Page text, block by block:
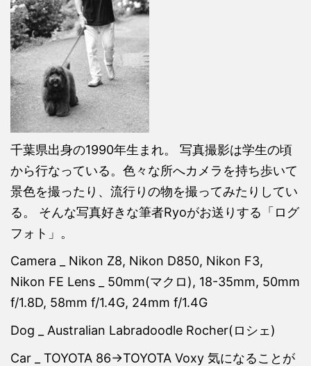
千葉県出身の1990年生まれ。 写真撮影は学生の頃
から行なっている。色々な所へカメラを持ち歩いて
景色を撮ったり、流行りの物を撮ってみたりしてい
る。 そんな写真好きな筆者Ryoがお送りする「ログ
フォト」。
Camera _ Nikon Z8, Nikon D850, Nikon F3,
Nikon FE Lens _ 50mm(マクロ), 18-35mm, 50mm
f/1.8D, 58mm f/1.4G, 24mm f/1.4G
Dog _ Australian Labradoodle Rocher(ロシェ)
Car _ TOYOTA 86→TOYOTA Voxy 気になることが